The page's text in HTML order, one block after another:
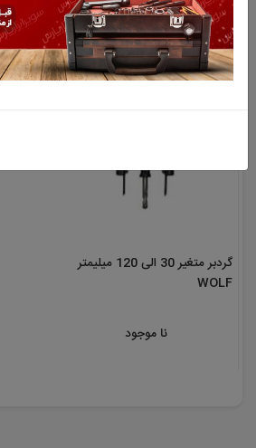
210,000 تومان 375,000 تومان
گردبر متغیر 30 الی 120 میلیمتر
WOLF
نا موجود